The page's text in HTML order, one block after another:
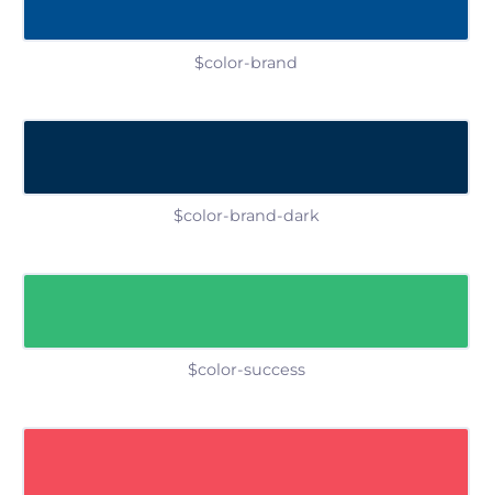
$color-brand
$color-brand-dark
$color-success